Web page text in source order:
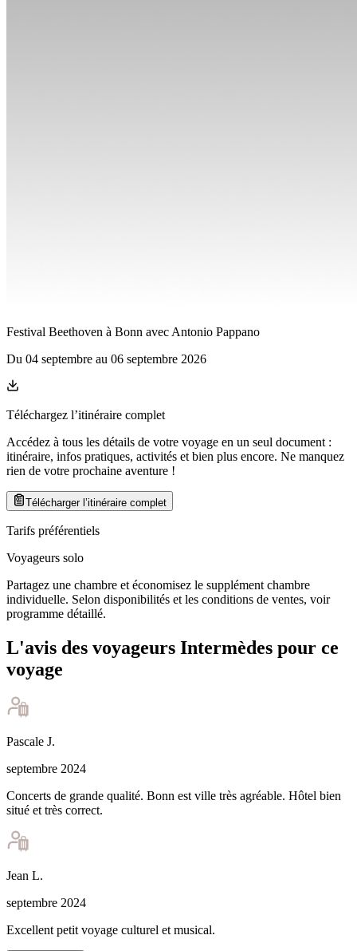
Festival Beethoven à Bonn avec Antonio Pappano
Du 04 septembre au 06 septembre 2026
Téléchargez l’itinéraire complet
Accédez à tous les détails de votre voyage en un seul document :
itinéraire, infos pratiques, activités et bien plus encore. Ne manquez
rien de votre prochaine aventure !
Télécharger l’itinéraire complet
Tarifs préférentiels
Voyageurs solo
Partagez une chambre et économisez le supplément chambre
individuelle. Selon disponibilités et les conditions de ventes, voir
programme détaillé.
L'avis des voyageurs Intermèdes pour ce
voyage
Pascale J.
septembre 2024
Concerts de grande qualité. Bonn est ville très agréable. Hôtel bien
situé et très correct.
Jean L.
septembre 2024
Excellent petit voyage culturel et musical.